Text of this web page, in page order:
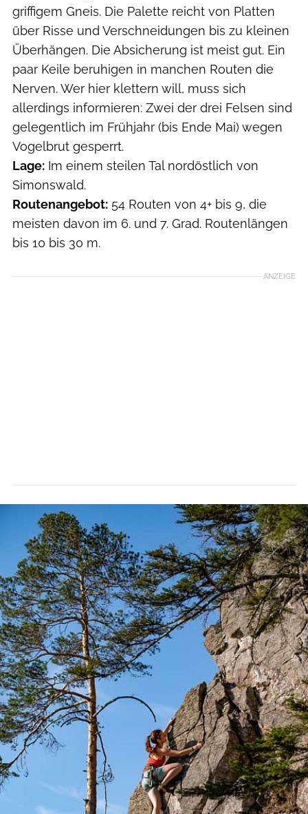
griffigem Gneis. Die Palette reicht von Platten
über Risse und Verschneidungen bis zu kleinen
Überhängen. Die Absicherung ist meist gut. Ein
paar Keile beruhigen in manchen Routen die
Nerven. Wer hier klettern will, muss sich
allerdings informieren: Zwei der drei Felsen sind
gelegentlich im Frühjahr (bis Ende Mai) wegen
Vogelbrut gesperrt.
Lage: Im einem steilen Tal nordöstlich von
Simonswald.
Routenangebot: 54 Routen von 4+ bis 9, die
meisten davon im 6. und 7. Grad. Routenlängen
bis 10 bis 30 m.
ANZEIGE